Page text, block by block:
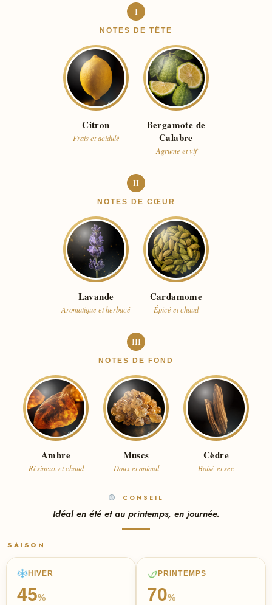
I
NOTES DE TÊTE
Citron
Frais et acidulé
Bergamote de
Calabre
Agrume et vif
II
NOTES DE CŒUR
Lavande
Aromatique et herbacé
Cardamome
Épicé et chaud
III
NOTES DE FOND
Ambre
Résineux et chaud
Muscs
Doux et animal
Cèdre
Boisé et sec
CONSEIL
Idéal en été et au printemps, en journée.
SAISON
HIVER
45%
PRINTEMPS
70%